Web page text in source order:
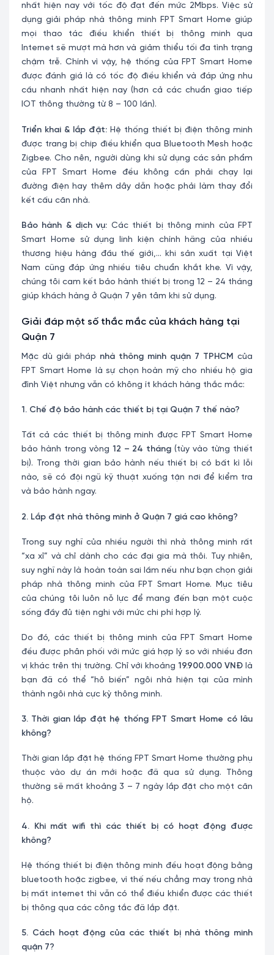
nhất hiện nay với tốc độ đạt đến mức 2Mbps. Việc sử
dụng giải pháp nhà thông minh FPT Smart Home giúp
mọi thao tác điều khiển thiết bị thông minh qua
Internet sẽ mượt mà hơn và giảm thiểu tối đa tình trạng
chậm trễ. Chính vì vậy, hệ thống của FPT Smart Home
được đánh giá là có tốc độ điều khiển và đáp ứng nhu
cầu nhanh nhất hiện nay (hơn cả các chuẩn giao tiếp
IOT thông thường từ 8 – 100 lần).
Triển khai & lắp đặt: Hệ thống thiết bị điện thông minh
được trang bị chip điều khiển qua Bluetooth Mesh hoặc
Zigbee. Cho nên, người dùng khi sử dụng các sản phẩm
của FPT Smart Home đều không cần phải chạy lại
đường điện hay thêm dây dẫn hoặc phải làm thay đổi
kết cấu căn nhà.
Bảo hành & dịch vụ: Các thiết bị thông minh của FPT
Smart Home sử dụng linh kiện chính hãng của nhiều
thương hiệu hàng đầu thế giới,… khi sản xuất tại Việt
Nam cũng đáp ứng nhiều tiêu chuẩn khắt khe. Vì vậy,
chúng tôi cam kết bảo hành thiết bị trong 12 – 24 tháng
giúp khách hàng ở Quận 7 yên tâm khi sử dụng.
Giải đáp một số thắc mắc của khách hàng tại
Quận 7
Mặc dù giải pháp nhà thông minh quận 7 TPHCM của
FPT Smart Home là sự chọn hoàn mỹ cho nhiều hộ gia
đình Việt nhưng vẫn có không ít khách hàng thắc mắc:
1. Chế độ bảo hành các thiết bị tại Quận 7 thế nào?
Tất cả các thiết bị thông minh được FPT Smart Home
bảo hành trong vòng 12 – 24 tháng (tùy vào từng thiết
bị). Trong thời gian bảo hành nếu thiết bị có bất kì lỗi
nào, sẽ có đội ngũ kỹ thuật xuống tận nơi để kiểm tra
và bảo hành ngay.
2. Lắp đặt nhà thông minh ở Quận 7 giá cao không?
Trong suy nghĩ của nhiều người thì nhà thông minh rất
“xa xỉ” và chỉ dành cho các đại gia mà thôi. Tuy nhiên,
suy nghĩ này là hoàn toàn sai lầm nếu như bạn chọn giải
pháp nhà thông minh của FPT Smart Home. Mục tiêu
của chúng tôi luôn nỗ lực để mang đến bạn một cuộc
sống đầy đủ tiện nghi với mức chi phí hợp lý.
Do đó, các thiết bị thông minh của FPT Smart Home
đều được phân phối với mức giá hợp lý so với nhiều đơn
vị khác trên thị trường. Chỉ với khoảng 19.900.000 VNĐ là
bạn đã có thể “hô biến” ngôi nhà hiện tại của mình
thành ngôi nhà cực kỳ thông minh.
3. Thời gian lắp đặt hệ thống FPT Smart Home có lâu
không?
Thời gian lắp đặt hệ thống FPT Smart Home thường phụ
thuộc vào dự án mới hoặc đã qua sử dụng. Thông
thường sẽ mất khoảng 3 – 7 ngày lắp đặt cho một căn
hộ.
4. Khi mất wifi thì các thiết bị có hoạt động được
không?
Hệ thống thiết bị điện thông minh đều hoạt động bằng
bluetooth hoặc zigbee, vì thế nếu chẳng may trong nhà
bị mất internet thì vẫn có thể điều khiển được các thiết
bị thông qua các công tắc đã lắp đặt.
5. Cách hoạt động của các thiết bị nhà thông minh
quận 7?